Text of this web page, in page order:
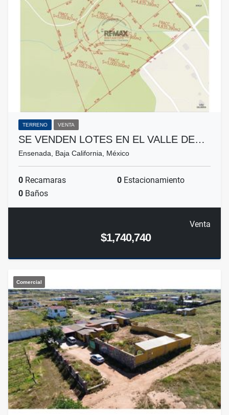
TERRENO VENTA
SE VENDEN LOTES EN EL VALLE DE…
Ensenada, Baja California, México
0 Recamaras 0 Estacionamiento
0 Baños
Venta
$1,740,740
Comercial